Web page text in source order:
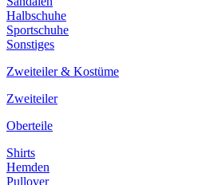
Halbschuhe
Sportschuhe
Sonstiges
Zweiteiler & Kostüme
Zweiteiler
Oberteile
Shirts
Hemden
Pullover